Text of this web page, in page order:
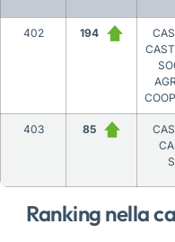
Ranking nella
402 194
403 85